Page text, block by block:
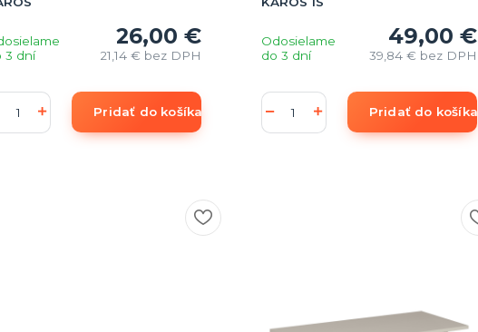
26,00 €
21,14 € bez DPH
3 dní
Pridať do košíka
49,00 €
39,84 € bez DPH
Odosielame
do 3 dní
Pridať do košíka